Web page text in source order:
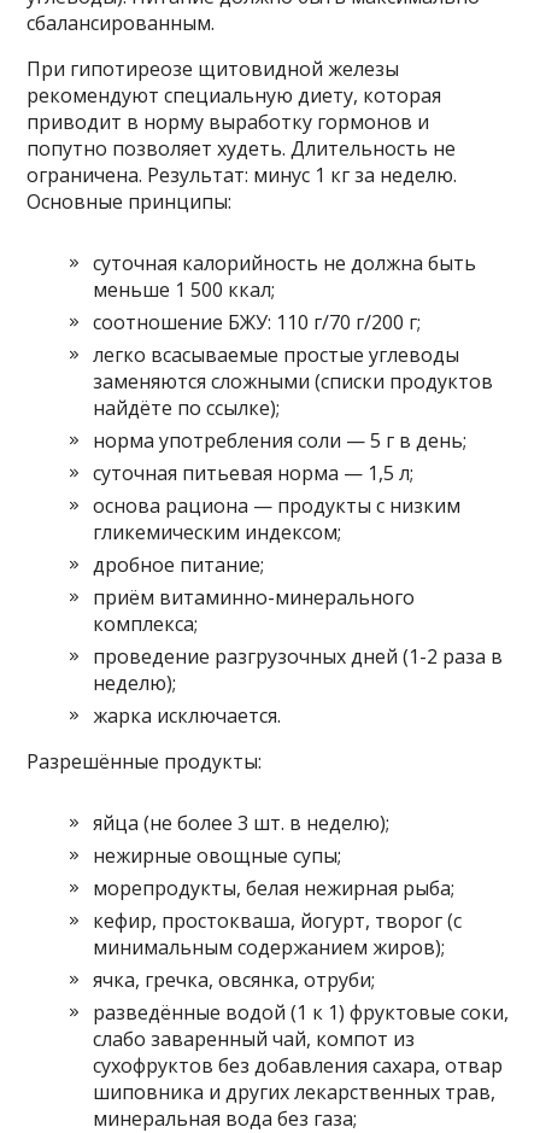
сбалансированным.
При гипотиреозе щитовидной железы
рекомендуют специальную диету, которая
приводит в норму выработку гормонов и
попутно позволяет худеть. Длительность не
ограничена. Результат: минус 1 кг за неделю.
Основные принципы:
суточная калорийность не должна быть
меньше 1 500 ккал;
соотношение БЖУ: 110 г/70 г/200 г;
легко всасываемые простые углеводы
заменяются сложными (списки продуктов
найдёте по ссылке);
норма употребления соли — 5 г в день;
суточная питьевая норма — 1,5 л;
основа рациона — продукты с низким
гликемическим индексом;
дробное питание;
приём витаминно-минерального
комплекса;
проведение разгрузочных дней (1-2 раза в
неделю);
жарка исключается.
Разрешённые продукты:
яйца (не более 3 шт. в неделю);
нежирные овощные супы;
морепродукты, белая нежирная рыба;
кефир, простокваша, йогурт, творог (с
минимальным содержанием жиров);
ячка, гречка, овсянка, отруби;
разведённые водой (1 к 1) фруктовые соки,
слабо заваренный чай, компот из
сухофруктов без добавления сахара, отвар
шиповника и других лекарственных трав,
минеральная вода без газа;